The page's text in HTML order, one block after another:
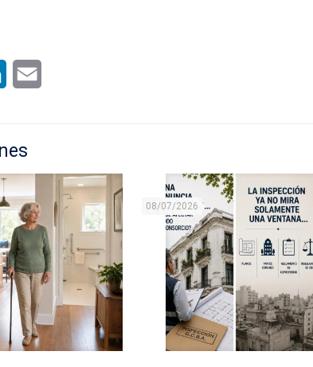
LinkedIn
08/07/2026